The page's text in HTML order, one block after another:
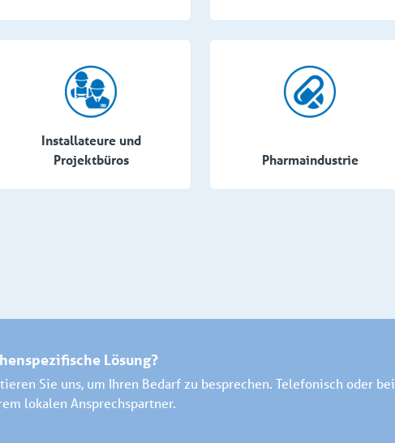
Installateure und
Projektbüros
Pharmaindustrie
Lösung?
Sie uns, um Ihren Bedarf zu besprechen. Telefonisch oder bei
lokalen Ansprechspartner.